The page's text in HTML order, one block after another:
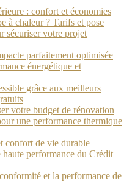
: confort et économies
à chaleur ? Tarifs et pose
sécuriser votre projet
parfaitement optimisée
énergétique et
grâce aux meilleurs
votre budget de rénovation
une performance thermique
confort de vie durable
haute performance du Crédit
et la performance de